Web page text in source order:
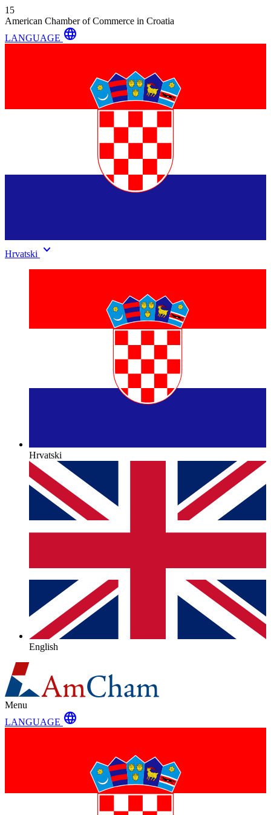
15
American Chamber of Commerce in Croatia
LANGUAGE language
Hrvatski keyboard_arrow_down
Hrvatski
English
Menu
LANGUAGE language